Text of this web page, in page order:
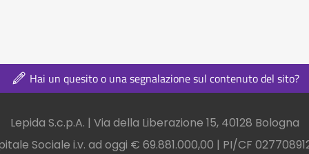
Hai un quesito o una segnalazione sul contenuto del sito?
footer
Lepida S.c.p.A. | Via della Liberazione 15, 40128 Bologna
Sociale i.v. ad oggi € 69.881.000,00 | PI/CF